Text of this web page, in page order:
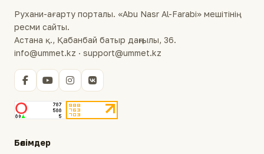
Рухани-ағарту порталы. «Abu Nasr Al-Farabi» мешітінің
ресми сайты.
Астана қ., Қабанбай батыр даңғылы, 36.
info@ummet.kz · support@ummet.kz
Бөлімдер